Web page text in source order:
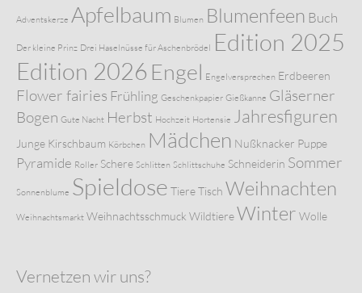
Adventskerze Apfelbaum Blumen Blumenfeen Buch
Der kleine Prinz Drei Haselnüsse für Aschenbrödel Edition 2025
Edition 2026 Engel Engelversprechen Erdbeeren
Flower fairies Frühling Geschenkpapier Gießkanne Gläserner
Bogen Gute Nacht Herbst Hochzeit Hortensie Jahresfiguren
Junge Kirschbaum Körbchen Mädchen Nußknacker Puppe
Pyramide Roller Schere Schlitten Schlittschuhe Schneiderin Sommer
Sonnenblume Spieldose TiereTisch Weihnachten
Weihnachtsmarkt Weihnachtsschmuck WildtiereWinter Wolle
Vernetzen wir uns?